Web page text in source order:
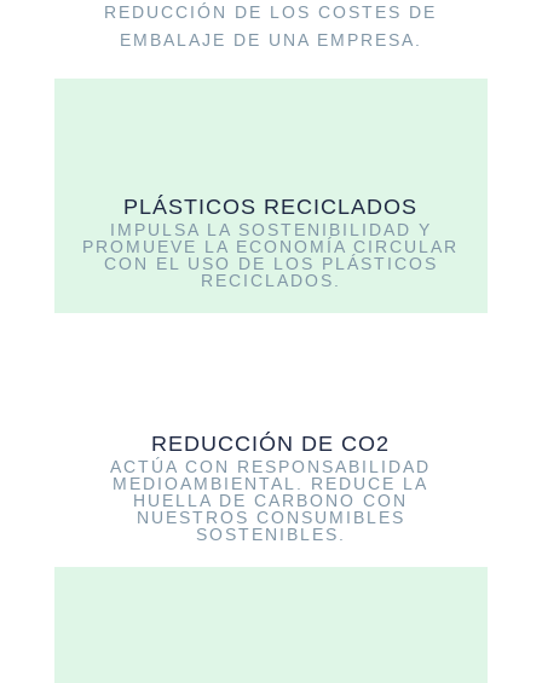
REDUCCIÓN DE LOS COSTES DE
EMBALAJE DE UNA EMPRESA.
PLÁSTICOS RECICLADOS
IMPULSA LA SOSTENIBILIDAD Y
PROMUEVE LA ECONOMÍA CIRCULAR
CON EL USO DE LOS PLÁSTICOS
RECICLADOS.
REDUCCIÓN DE CO2
ACTÚA CON RESPONSABILIDAD
MEDIOAMBIENTAL. REDUCE LA
HUELLA DE CARBONO CON
NUESTROS CONSUMIBLES
SOSTENIBLES.